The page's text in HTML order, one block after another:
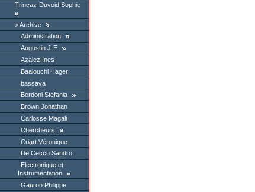
Trincaz-Duvoid Sophie
Archive
Administration
Augustin J-E
Azaiez Ines
Baalouchi Hager
bassava
Bordoni Stefania
Brown Jonathan
Carlosse Magali
Chercheurs
Criart Véronique
De Cecco Sandro
Electronique et
Instrumentation
Gauron Philippe